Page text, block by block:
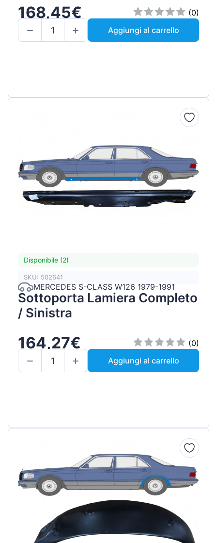
168,45€
(0)
Aggiungi al carrello
Disponibile (2)
SKU: 502641
MERCEDES S-CLASS W126 1979-1991
Sottoporta Lamiera Completo
/ Sinistra
164,27€
(0)
Aggiungi al carrello